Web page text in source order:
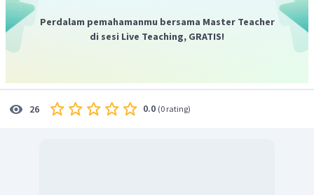
Perdalam pemahamanmu bersama Master Teacher
di sesi Live Teaching, GRATIS!
26 0.0 (0 rating)